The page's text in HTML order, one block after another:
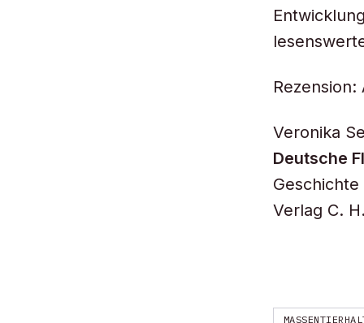
Veronika
Deutsche
Verlag C.